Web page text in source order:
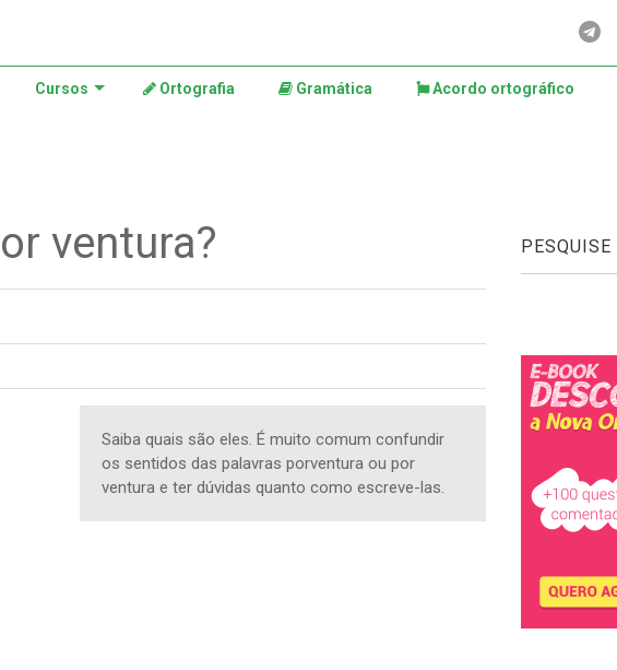
Cursos Ortografia Gramática Acordo ortográfico
ventura?
Saiba quais são eles. É muito comum confundir
os sentidos das palavras porventura ou por
ventura e ter dúvidas quanto como escreve-las.
PESQUISE